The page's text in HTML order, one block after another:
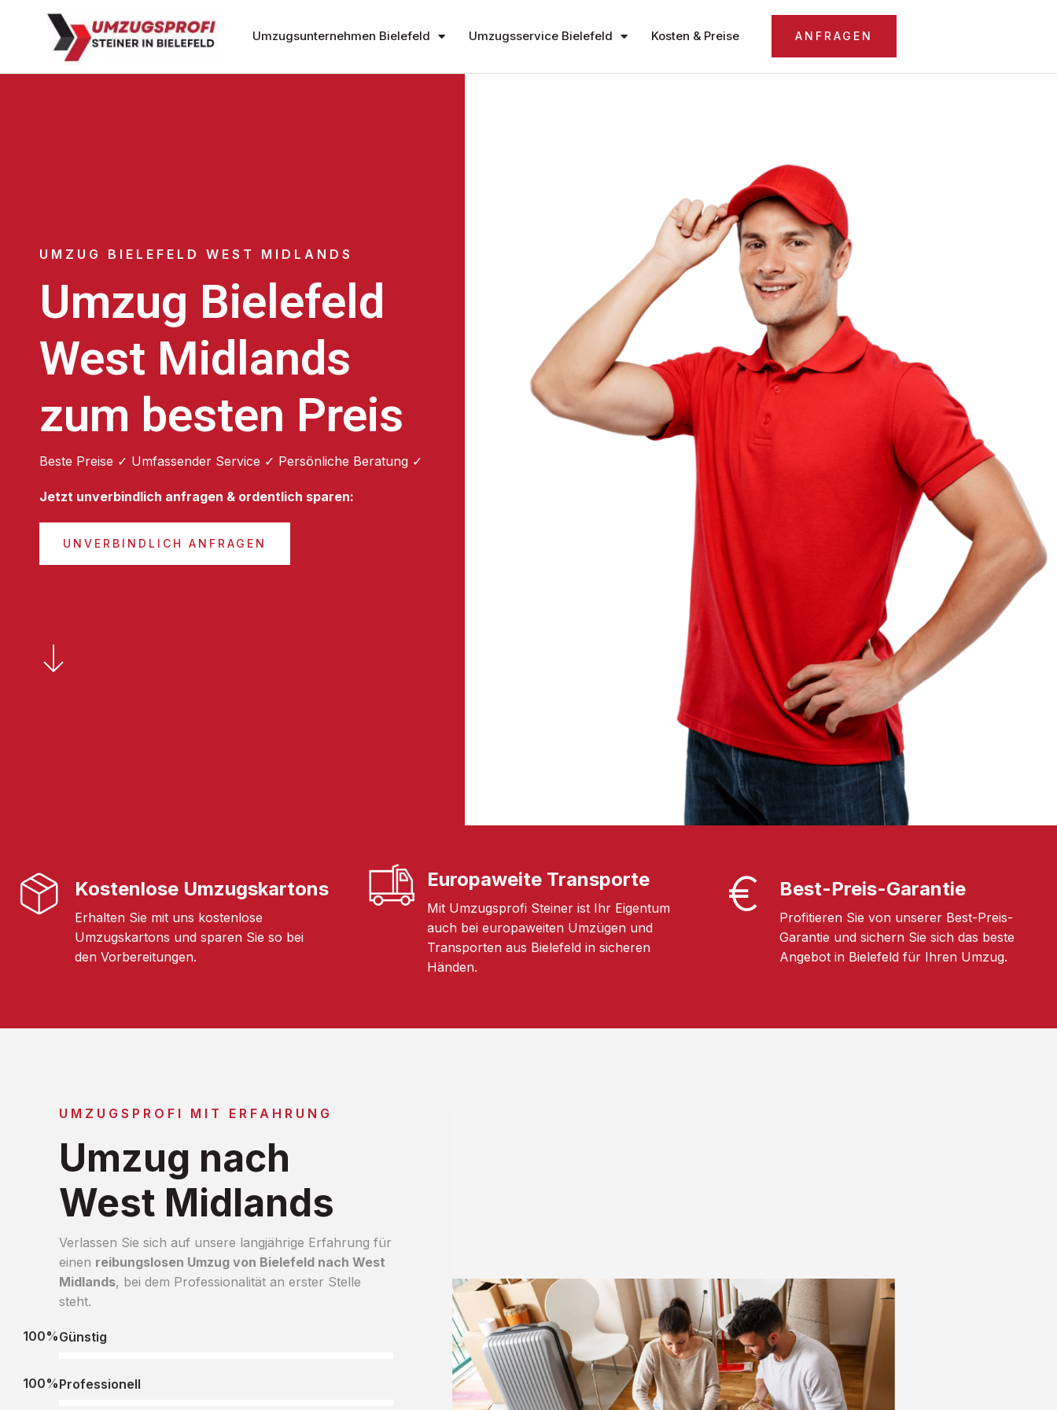
Umzugsunternehmen Bielefeld Umzugsservice Bielefeld Kosten & Preise ANFRAGEN
UMZUG BIELEFELD WEST MIDLANDS
Umzug Bielefeld
West Midlands
zum besten Preis
Beste Preise ✓ Umfassender Service ✓ Persönliche Beratung ✓
Jetzt unverbindlich anfragen & ordentlich sparen:
UNVERBINDLICH ANFRAGEN
Kostenlose Umzugskartons
Erhalten Sie mit uns kostenlose
Umzugskartons und sparen Sie so bei
den Vorbereitungen.
Europaweite Transporte
Mit Umzugsprofi Steiner ist Ihr Eigentum
auch bei europaweiten Umzügen und
Transporten aus Bielefeld in sicheren
Händen.
Best-Preis-Garantie
Profitieren Sie von unserer Best-Preis-
Garantie und sichern Sie sich das beste
Angebot in Bielefeld für Ihren Umzug.
UMZUGSPROFI MIT ERFAHRUNG
Umzug nach
West Midlands
Verlassen Sie sich auf unsere langjährige Erfahrung für
einen reibungslosen Umzug von Bielefeld nach West
Midlands, bei dem Professionalität an erster Stelle
steht.
Günstig
100%
Professionell
100%